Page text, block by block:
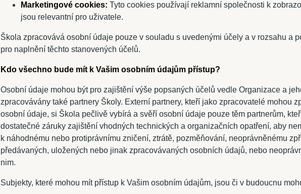
Marketingové cookies: Tyto cookies používají reklamní společnosti k
jsou relevantní pro uživatele.
Škola zpracovává osobní údaje pouze v souladu s uvedenými účely a v rozsahu a
pro naplnění těchto stanovených účelů.
Kdo všechno bude mít k Vašim osobním údajům přístup?
Osobní údaje mohou být pro zajištění výše popsaných účelů vedle Organizace a
zpracovávány také partnery Školy. Externí partnery, kteří jako zpracovatelé mohou
osobní údaje, si Škola pečlivě vybírá a svěří osobní údaje pouze těm partnerům,
dostatečné záruky zajištění vhodných technických a organizačních opatření, aby
k náhodnému nebo protiprávnímu zničení, ztrátě, pozměňování, neoprávněnému
předávaných, uložených nebo jinak zpracovávaných osobních údajů, nebo
nim.
Subjekty, které mohou mít přístup k Vašim osobním údajům, jsou či v budoucnu